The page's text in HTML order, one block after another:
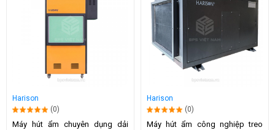
Harison
(0)
Máy hút ẩm chuyên dụng dải
Harison
(0)
Máy hút ẩm công nghiệp treo